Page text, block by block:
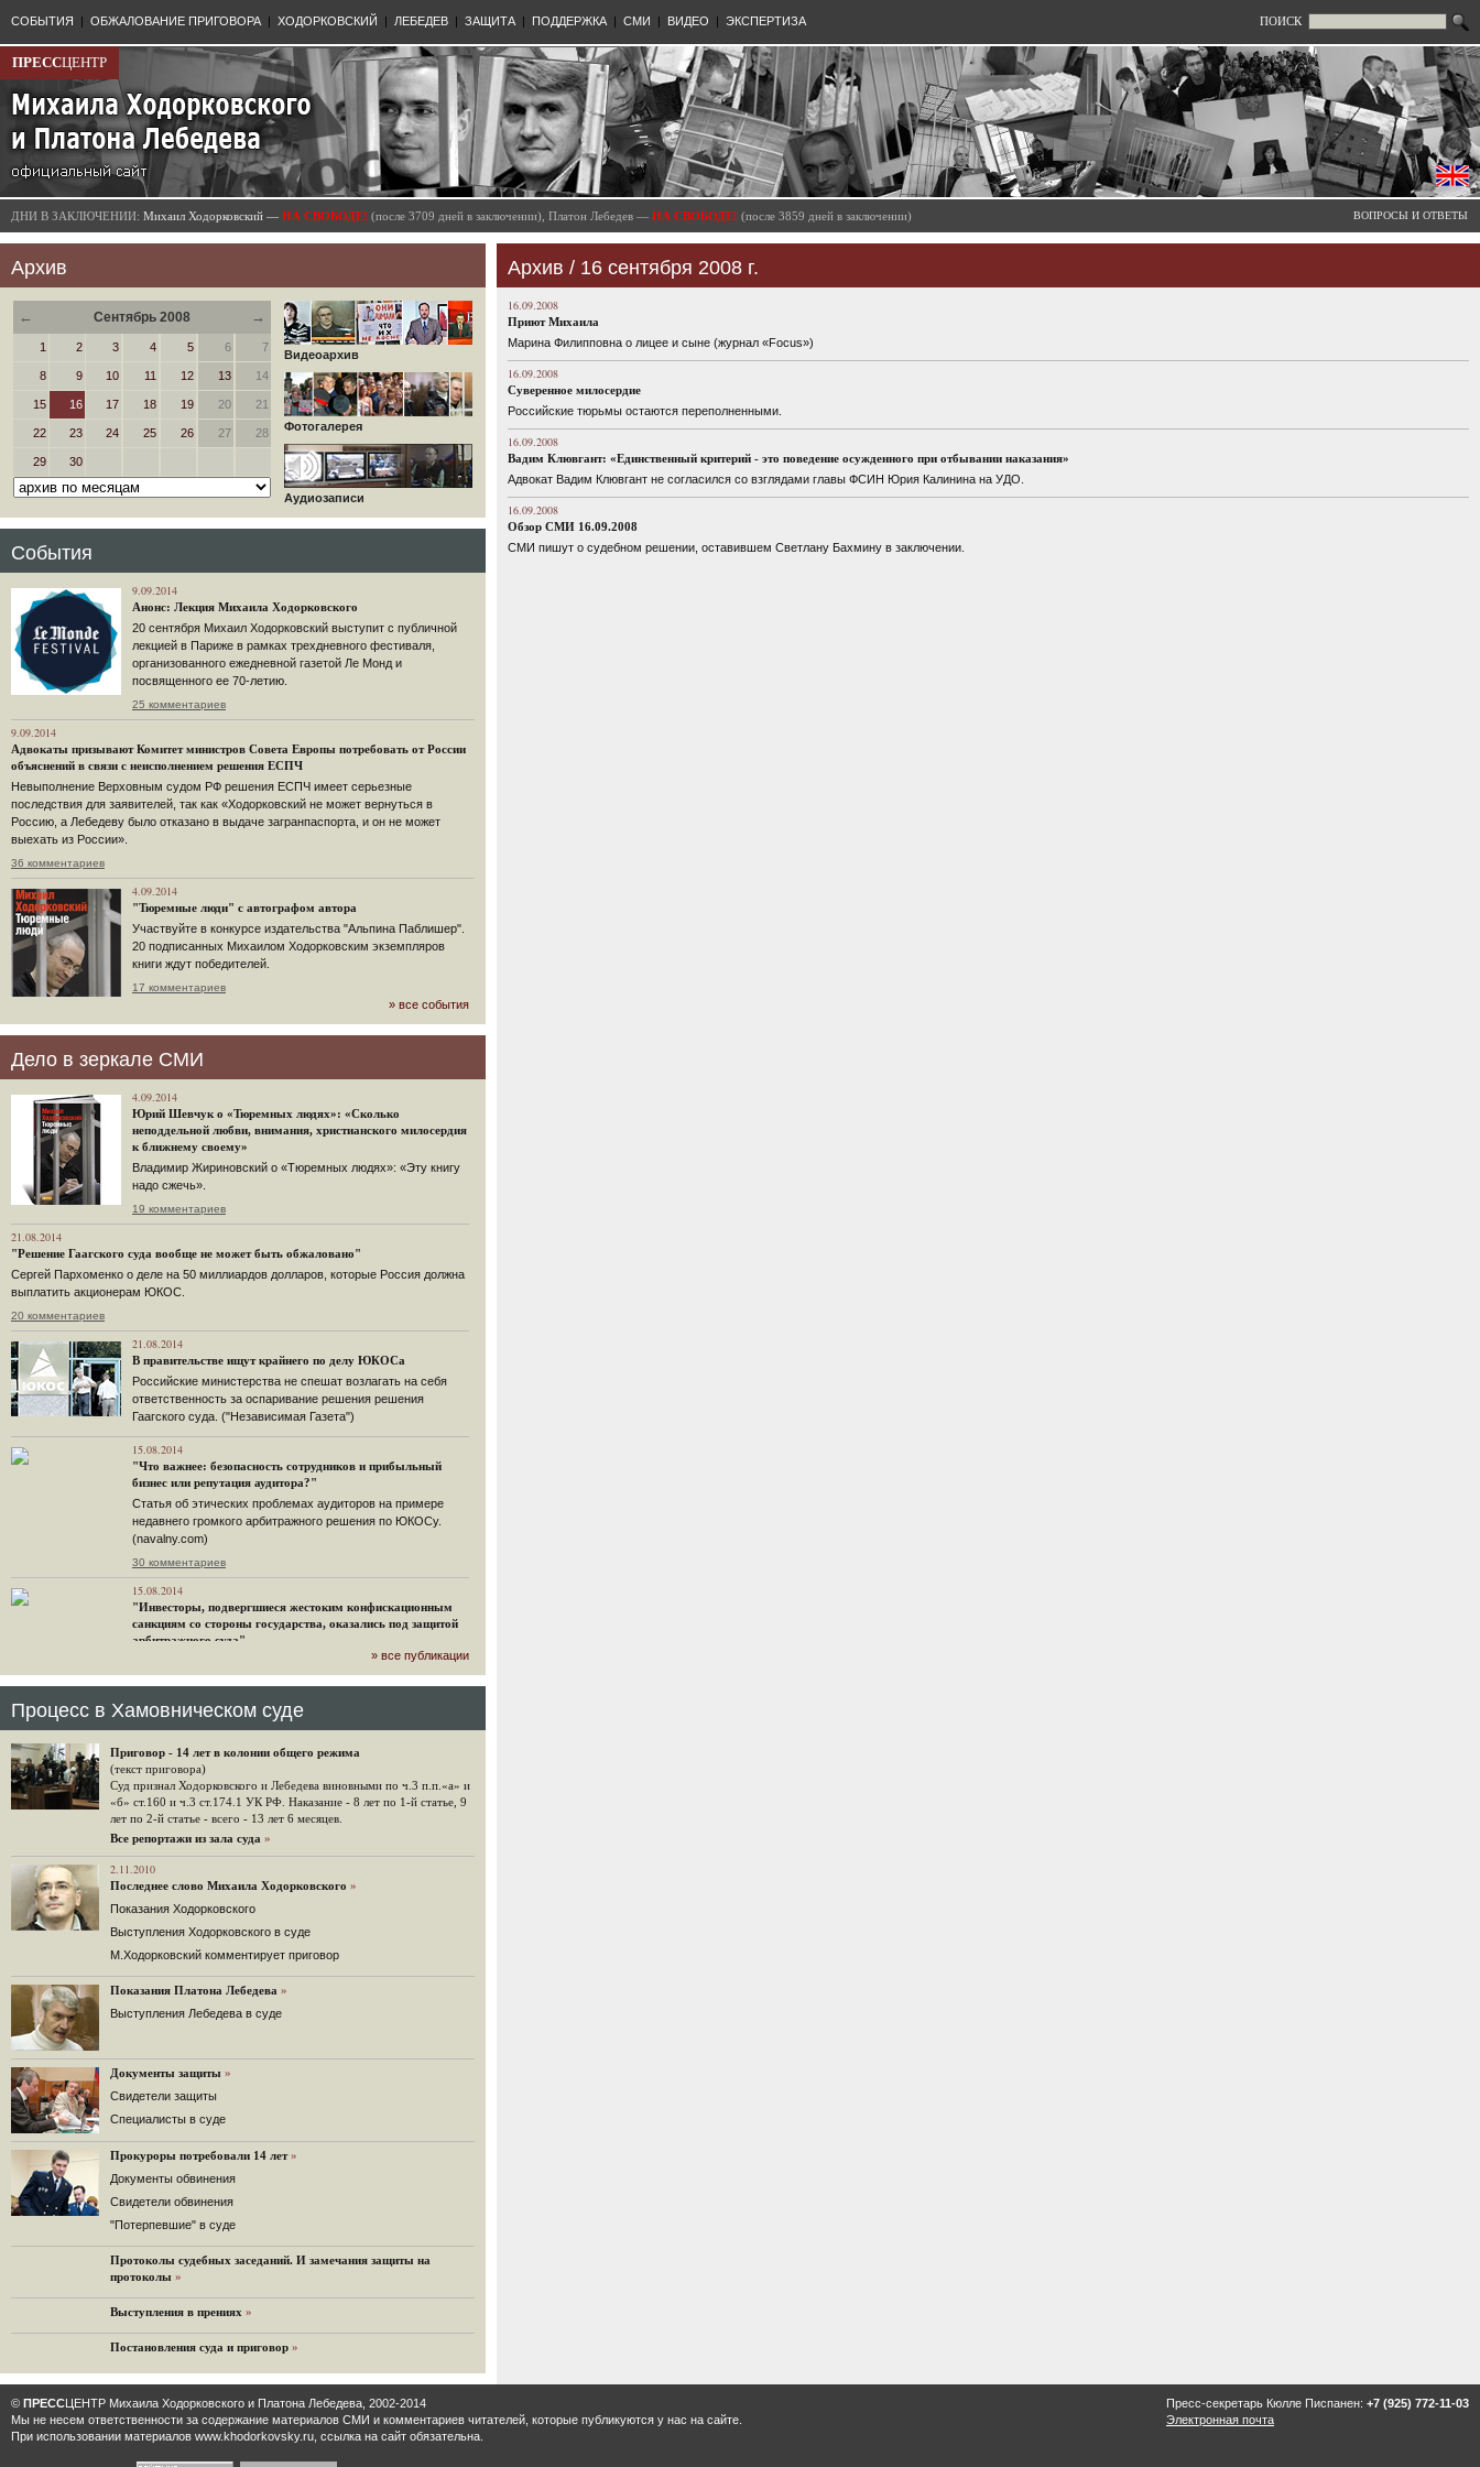
СОБЫТИЯ | ОБЖАЛОВАНИЕ ПРИГОВОРА | ХОДОРКОВСКИЙ | ЛЕБЕДЕВ | ЗАЩИТА | ПОДДЕРЖКА | СМИ | ВИДЕО | ЭКСПЕРТИЗА ПОИСК
ПРЕССЦЕНТР
ДНИ В ЗАКЛЮЧЕНИИ: Михаил Ходорковский — НА СВОБОДЕ! (после 3709 дней в заключении), Платон Лебедев — НА СВОБОДЕ! (после 3859 дней в заключении) ВОПРОСЫ И ОТВЕТЫ
Архив
← Сентябрь 2008 →
1 2 3 4 5 6 7
8 9 10 11 12 13 14
15 16 17 18 19 20 21
22 23 24 25 26 27 28
29 30
Видеоархив
Фотогалерея
Аудиозаписи
События
9.09.2014
Анонс: Лекция Михаила Ходорковского
20 сентября Михаил Ходорковский выступит с публичной
лекцией в Париже в рамках трехдневного фестиваля,
организованного ежедневной газетой Ле Монд и
посвященного ее 70-летию.
25 комментариев
9.09.2014
Адвокаты призывают Комитет министров Совета Европы потребовать от России
объяснений в связи с неисполнением решения ЕСПЧ
Невыполнение Верховным судом РФ решения ЕСПЧ имеет серьезные
последствия для заявителей, так как «Ходорковский не может вернуться в
Россию, а Лебедеву было отказано в выдаче загранпаспорта, и он не может
выехать из России».
36 комментариев
4.09.2014
"Тюремные люди" с автографом автора
Участвуйте в конкурсе издательства "Альпина Паблишер".
20 подписанных Михаилом Ходорковским экземпляров
книги ждут победителей.
17 комментариев
» все события
Дело в зеркале СМИ
4.09.2014
Юрий Шевчук о «Тюремных людях»: «Сколько
неподдельной любви, внимания, христианского милосердия
к ближнему своему»
Владимир Жириновский о «Тюремных людях»: «Эту книгу
надо сжечь».
19 комментариев
21.08.2014
"Решение Гаагского суда вообще не может быть обжаловано"
Сергей Пархоменко о деле на 50 миллиардов долларов, которые Россия должна
выплатить акционерам ЮКОС.
20 комментариев
21.08.2014
В правительстве ищут крайнего по делу ЮКОСа
Российские министерства не спешат возлагать на себя
ответственность за оспаривание решения решения
Гаагского суда. ("Независимая Газета")
15.08.2014
"Что важнее: безопасность сотрудников и прибыльный
бизнес или репутация аудитора?"
Статья об этических проблемах аудиторов на примере
недавнего громкого арбитражного решения по ЮКОСу.
(navalny.com)
30 комментариев
15.08.2014
"Инвесторы, подвергшиеся жестоким конфискационным
санкциям со стороны государства, оказались под защитой
арбитражного суда"
Швейцарская газета "Neue Zuercher Zeitung" о гаагском
судебном решении.
14.08.2014
Не исключил
Владимир Путин допускает, что Россия может выйти из-под юрисдикции ЕСПЧ.
88 комментариев
14.08.2014
Нарулил
Игорь Сечин просит о помощи. Ссылаясь на санкции,
глава «Роснефти» хочет выбить из фонда национального
благосостояния 1,5 трлн рублей («Ведомости» и «Дождь»).
32 комментария
Граждане не хотят платить по счетам ЮКОСа
Решение Гаагского суда о компенсации $50 млрд поддержали 12%.
129 комментариев
11.08.2014
«Светлая Вам память, Марина Филипповна!»
Вечер у Ходорковских. Вспоминает Иван Стариков.
19 комментариев
11.08.2014
«Удивительно сильная, мощная и достойная только
преклонения женщина»
Гости и ведущие «Эха Москвы» чтут память Марины
6.08.2014
Марина Филипповна Ходорковская: «Я долго была
молодой!»
"Новая" рассказывает о судьбе Марины Филипповны и
публикует ее максимы.
6.08.2014
"Марина Ходорковская была идеальной матерью"
Дмитрий Быков о том, что Марина Филипповна умела
давать своей семье ощущение правды.
» все публикации
Процесс в Хамовническом суде
Приговор - 14 лет в колонии общего режима
(текст приговора)
Суд признал Ходорковского и Лебедева виновными по ч.3 п.п.«а» и
«б» ст.160 и ч.3 ст.174.1 УК РФ. Наказание - 8 лет по 1-й статье, 9
лет по 2-й статье - всего - 13 лет 6 месяцев.
Все репортажи из зала суда »
2.11.2010
Последнее слово Михаила Ходорковского »
Показания Ходорковского
Выступления Ходорковского в суде
М.Ходорковский комментирует приговор
Показания Платона Лебедева »
Выступления Лебедева в суде
Документы защиты »
Cвидетели защиты
Cпециалисты в суде
Прокуроры потребовали 14 лет »
Документы обвинения
Свидетели обвинения
"Потерпевшие" в суде
Протоколы судебных заседаний. И замечания защиты на
протоколы »
Выступления в прениях »
Постановления суда и приговор »
Архив / 16 сентября 2008 г.
16.09.2008
Приют Михаила
Марина Филипповна о лицее и сыне (журнал «Focus»)
16.09.2008
Суверенное милосердие
Российские тюрьмы остаются переполненными.
16.09.2008
Вадим Клювгант: «Единственный критерий - это поведение осужденного при отбывании наказания»
Адвокат Вадим Клювгант не согласился со взглядами главы ФСИН Юрия Калинина на УДО.
16.09.2008
Обзор СМИ 16.09.2008
СМИ пишут о судебном решении, оставившем Светлану Бахмину в заключении.
Пресс-секретарь Кюлле Писпанен: +7 (925) 772-11-03
Электронная почта
© ПРЕССЦЕНТР Михаила Ходорковского и Платона Лебедева, 2002-2014
Мы не несем ответственности за содержание материалов CМИ и комментариев читателей, которые публикуются у нас на сайте.
При использовании материалов www.khodorkovsky.ru, ссылка на сайт обязательна.